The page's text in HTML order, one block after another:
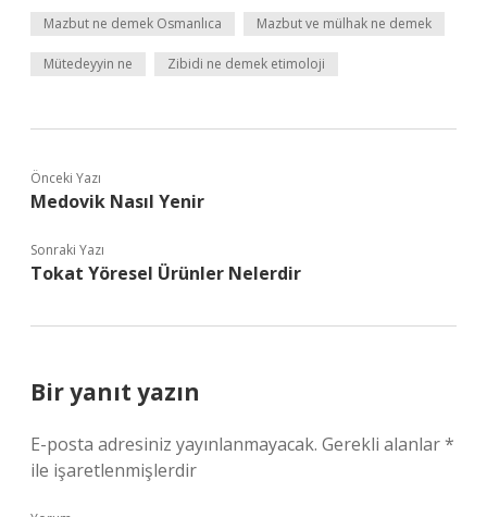
Mazbut ne demek Osmanlıca Mazbut ve mülhak ne demek
Mütedeyyin ne Zibidi ne demek etimoloji
Önceki Yazı
Medovik Nasıl Yenir
Sonraki Yazı
Tokat Yöresel Ürünler Nelerdir
Bir yanıt yazın
E-posta adresiniz yayınlanmayacak. Gerekli alanlar*
ile işaretlenmişlerdir